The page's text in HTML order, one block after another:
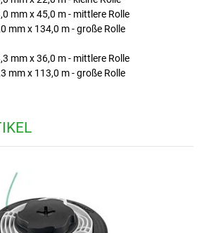
mm x 45,0 m - mittlere Rolle
mm x 134,0 m - große Rolle
mm x 36,0 m - mittlere Rolle
mm x 113,0 m - große Rolle